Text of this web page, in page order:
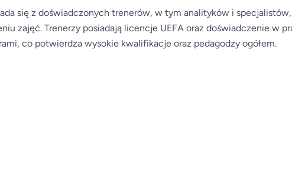
się z doświadczonych trenerów, w tym analityków i
zajęć. Trenerzy posiadają licencje UEFA oraz doświadczenie w
co potwierdza wysokie kwalifikacje oraz pedagodzy ogółem.